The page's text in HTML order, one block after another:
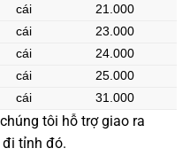
cái
21.000
cái
23.000
cái
24.000
cái
25.000
cái 31.000
tôi hỗ trợ giao ra
đi tỉnh đó.